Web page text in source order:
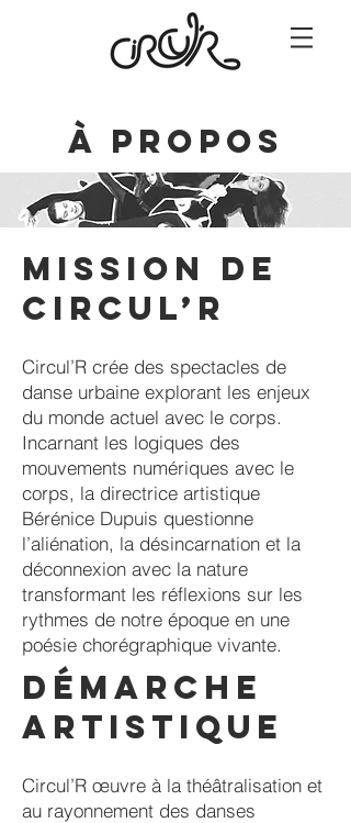
À propos
Mission de
Circul’R
Circul’R crée des spectacles de
danse urbaine explorant les enjeux
du monde actuel avec le corps.
Incarnant les logiques des
mouvements numériques avec le
corps, la directrice artistique
Bérénice Dupuis questionne
l’aliénation, la désincarnation et la
déconnexion avec la nature
transformant les réflexions sur les
rythmes de notre époque en une
poésie chorégraphique vivante.
DÉMARCHE
ARTISTIQUE
Circul’R œuvre à la théâtralisation et
au rayonnement des danses